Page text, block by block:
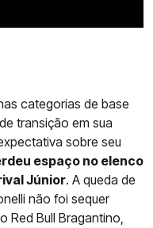
categorias de base
transição em sua
sobre seu
espaço no elenco
Júnior. A queda de
não foi sequer
Red Bull Bragantino,